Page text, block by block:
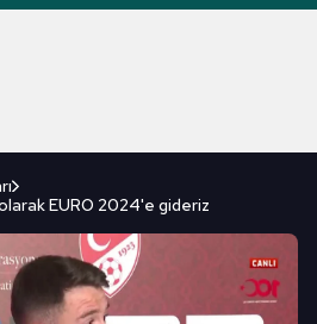
EURO 2024'e gideriz